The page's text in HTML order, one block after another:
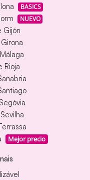
BASICS
NUEVO
Gijón
Rioja
Mejor precio